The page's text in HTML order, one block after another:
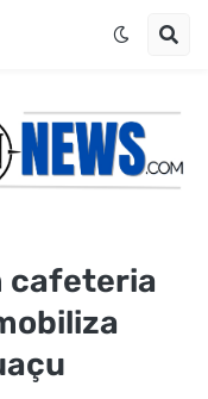
cafeteria